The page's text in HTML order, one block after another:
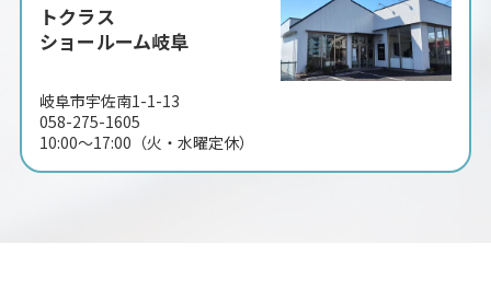
トクラス
ショールーム岐阜
岐阜市宇佐南1-1-13
058-275-1605
10:00〜17:00（火・水曜定休）